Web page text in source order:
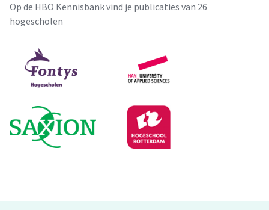
Op de HBO Kennisbank vind je publicaties van 26
hogescholen